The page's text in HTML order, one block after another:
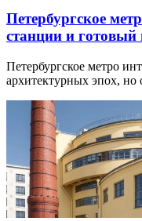
Петербургское
станции и
Петербургское метро
архитектурных эпох,